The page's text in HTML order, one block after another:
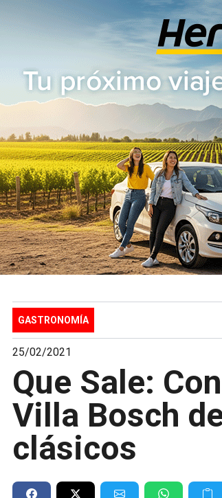
Miércoles 5 de Agosto de 2026
17.9ºc | Buenos Aires, AR
ACTUALIDAD
GASTRONOMÍA
25/02/2021
Que Sale:
Villa Bosch
clásicos